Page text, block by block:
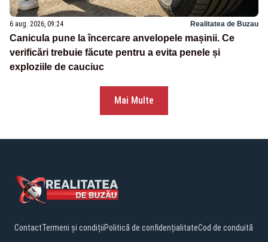
6 aug. 2026, 09:24 Realitatea de Buzau
Canicula pune la încercare anvelopele mașinii. Ce
verificări trebuie făcute pentru a evita penele și
exploziile de cauciuc
Mai Multe
ContactTermeni și condițiiPolitică de confidențialitateCod de conduită